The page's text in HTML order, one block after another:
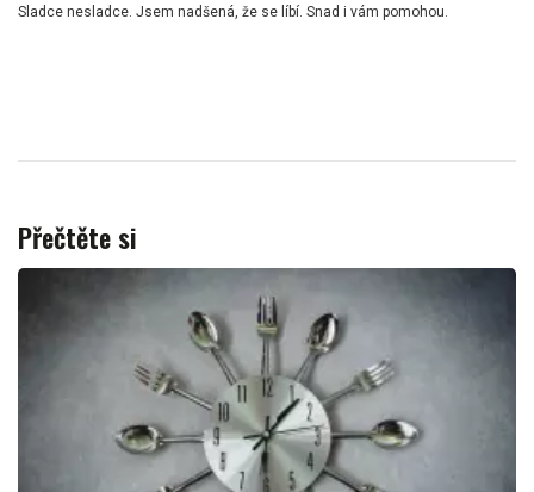
Sladce nesladce. Jsem nadšená, že se líbí. Snad i vám pomohou.
Přečtěte si